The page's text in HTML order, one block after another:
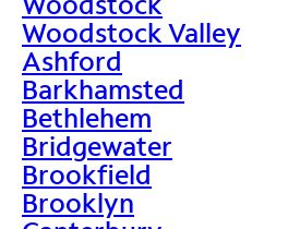
Woodstock Valley
Ashford
Barkhamsted
Bethlehem
Bridgewater
Brookfield
Brooklyn